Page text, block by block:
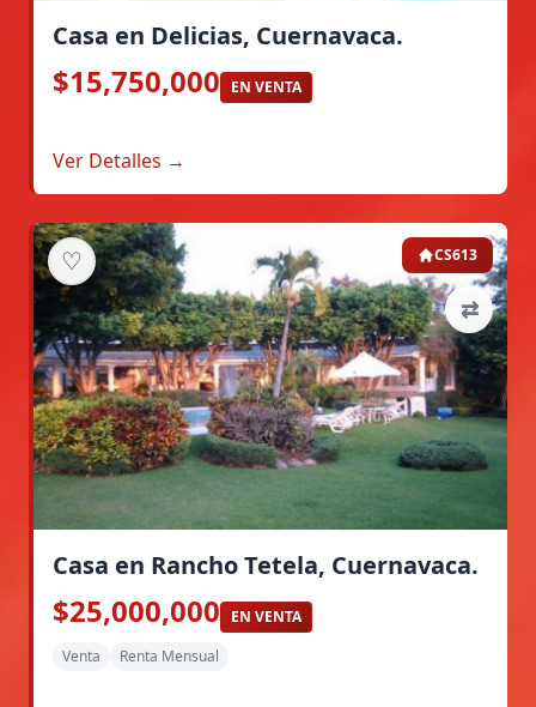
Casa en Delicias, Cuernavaca.
$15,750,000 EN VENTA
Ver Detalles →
♡
⇄
CS613
Casa en Rancho Tetela, Cuernavaca.
$25,000,000
EN VENTA
Venta
Renta Mensual